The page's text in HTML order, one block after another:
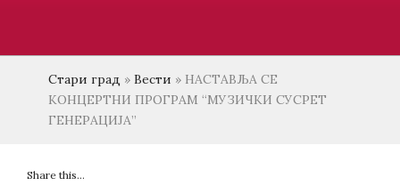
Стари град » Вести » НАСТАВЉА СЕ
КОНЦЕРТНИ ПРОГРАМ “МУЗИЧКИ СУСРЕТ
ГЕНЕРАЦИЈА”
Share this...